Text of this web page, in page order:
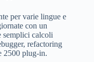
per varie lingue e
con un
semplici calcoli
refactoring
2500 plug-in.